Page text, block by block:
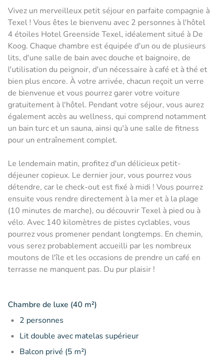
Vivez un merveilleux petit séjour en parfaite compagnie à
Texel ! Vous êtes le bienvenu avec 2 personnes à l'hôtel
4 étoiles Hotel Greenside Texel, idéalement situé à De
Koog. Chaque chambre est équipée d'un ou de plusieurs
lits, d'une salle de bain avec douche et baignoire, de
l'utilisation du peignoir, d'un nécessaire à café et à thé et
bien plus encore. À votre arrivée, chacun reçoit un verre
de bienvenue et vous pourrez garer votre voiture
gratuitement à l'hôtel. Pendant votre séjour, vous aurez
également accès au wellness, qui comprend notamment
un bain turc et un sauna, ainsi qu'à une salle de fitness
pour un entraînement complet.
Le lendemain matin, profitez d'un délicieux petit-
déjeuner copieux. Le dernier jour, vous pourrez vous
détendre, car le check-out est fixé à midi ! Vous pourrez
ensuite vous rendre directement à la mer et à la plage
(10 minutes de marche), ou découvrir Texel à pied ou à
vélo. Avec 140 kilomètres de pistes cyclables, vous
pourrez vous promener pendant longtemps. En chemin,
vous serez probablement accueilli par les nombreux
moutons de l'île et les occasions de prendre un café en
terrasse ne manquent pas. Du pur plaisir !
Chambre de luxe (40 m²)
2 personnes
Lit double avec matelas supérieur
Balcon privé (5 m²)